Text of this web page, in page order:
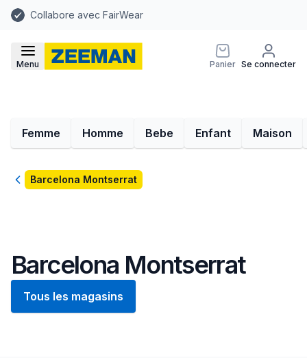
Collabore avec FairWear
Menu Panier Se connecter
Femme Homme Bebe Enfant Maison
RetourBarcelona Montserrat
Barcelona Montserrat
Tous les magasins